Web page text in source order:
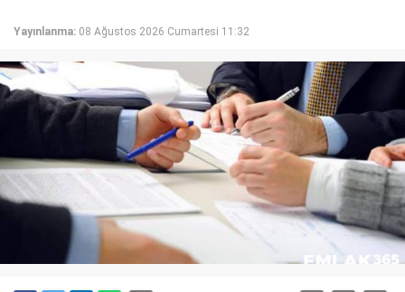
Yayınlanma: 08 Ağustos 2026 Cumartesi 11:32